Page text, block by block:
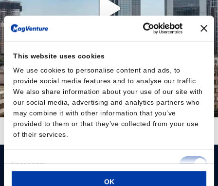
This website uses cookies
We use cookies to personalise content and ads, to
provide social media features and to analyse our traffic.
We also share information about your use of our site with
our social media, advertising and analytics partners who
may combine it with other information that you’ve
provided to them or that they’ve collected from your use
of their services.
Selection
Necessary
OK
Mehr laden